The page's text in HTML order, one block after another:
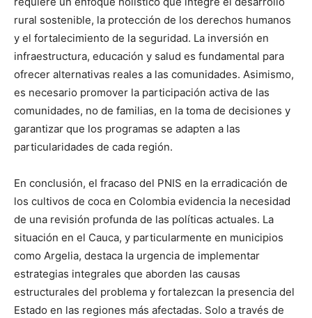
rural sostenible, la protección de los derechos humanos
y el fortalecimiento de la seguridad. La inversión en
infraestructura, educación y salud es fundamental para
ofrecer alternativas reales a las comunidades. Asimismo,
es necesario promover la participación activa de las
comunidades, no de familias, en la toma de decisiones y
garantizar que los programas se adapten a las
particularidades de cada región.
En conclusión, el fracaso del PNIS en la erradicación de
los cultivos de coca en Colombia evidencia la necesidad
de una revisión profunda de las políticas actuales. La
situación en el Cauca, y particularmente en municipios
como Argelia, destaca la urgencia de implementar
estrategias integrales que aborden las causas
estructurales del problema y fortalezcan la presencia del
Estado en las regiones más afectadas. Solo a través de